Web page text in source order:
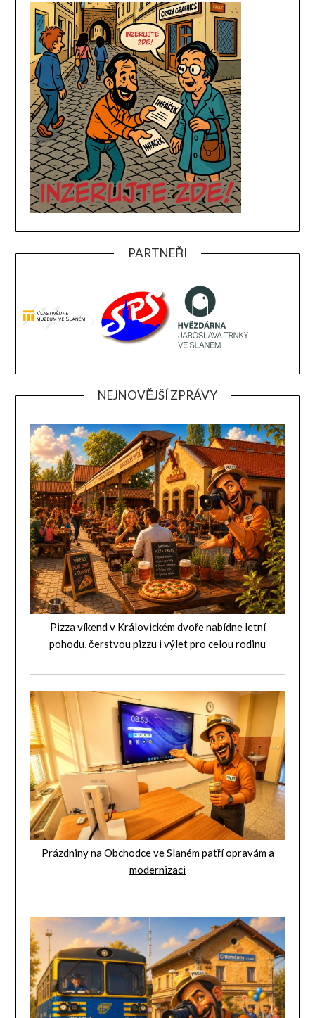
PARTNEŘI
NEJNOVĚJŠÍ ZPRÁVY
Pizza víkend v Královickém dvoře nabídne letní
pohodu, čerstvou pizzu i výlet pro celou rodinu
Prázdniny na Obchodce ve Slaném patří opravám a
modernizaci